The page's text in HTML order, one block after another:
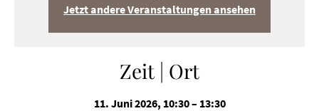
Jetzt andere Veranstaltungen ansehen
Zeit | Ort
11. Juni 2026, 10:30 – 13:30